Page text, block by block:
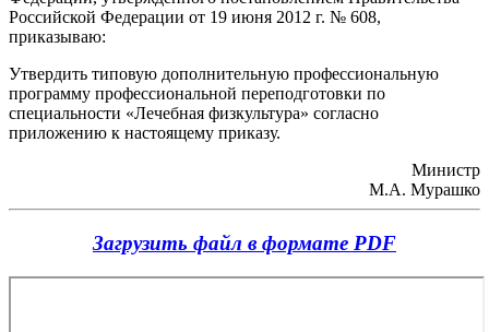
Российской Федерации от 19 июня 2012 г. № 608,
приказываю:
Утвердить типовую дополнительную профессиональную
программу профессиональной переподготовки по
специальности «Лечебная физкультура» согласно
приложению к настоящему приказу.
Министр
М.А. Мурашко
Загрузить файл в формате PDF